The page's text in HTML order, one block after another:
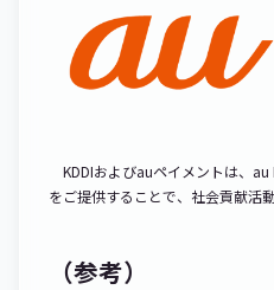
KDDIおよびauペイメントは、
をご提供することで、社会貢献活
（参考）